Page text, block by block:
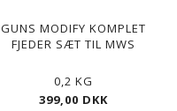
GUNS MODIFY KOMPLET
FJEDER SÆT TIL MWS
0,2 KG
399,00 DKK